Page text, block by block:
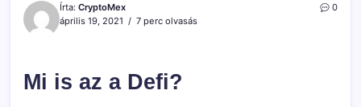
Írta: CryptoMex
április 19, 2021
7 perc olvasás
0
Mi is az a Defi?